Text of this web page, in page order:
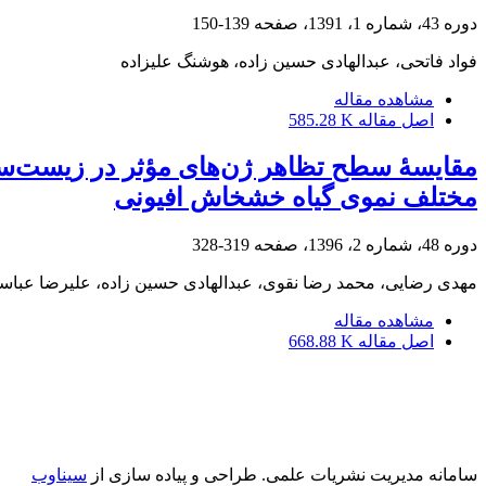
دوره 43، شماره 1، 1391، صفحه 139-150
فواد فاتحی، عبدالهادی حسین زاده، هوشنگ علیزاده
مشاهده مقاله
اصل مقاله 585.28 K
مختلف نموی گیاه خشخاش افیونی
دوره 48، شماره 2، 1396، صفحه 319-328
مهدی رضایی، محمد رضا نقوی، عبدالهادی حسین زاده، علیرضا
مشاهده مقاله
اصل مقاله 668.88 K
سامانه مدیریت نشریات علمی. طراحی و پیاده سازی از سیناوب